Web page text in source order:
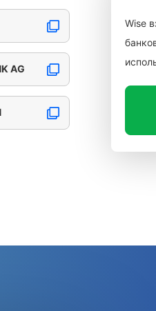
AG
Wise